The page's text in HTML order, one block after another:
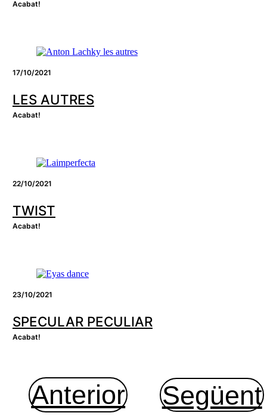
Acabat!
17/10/2021
LES AUTRES
Acabat!
22/10/2021
TWIST
Acabat!
23/10/2021
SPECULAR PECULIAR
Acabat!
Anterior Següent